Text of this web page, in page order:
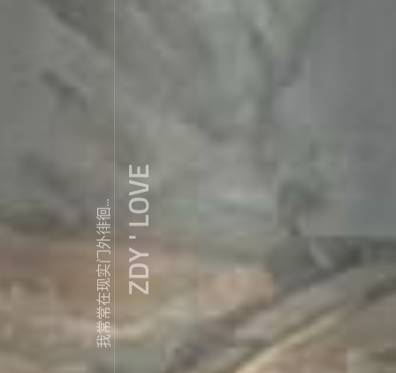
我常常在现实门外徘徊...ZDY ' LOVE